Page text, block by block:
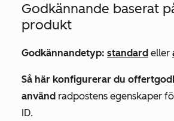
Godkännande baserat
produkt
Godkännandetyp: standard eller
Så här konfigurerar du
använd radpostens egenskaper
ID.